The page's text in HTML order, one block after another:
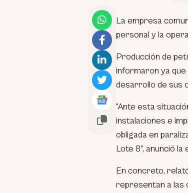
La empresa
personal y la
Producción de
informaron ya que
desarrollo de sus
“Ante esta
instalaciones e
obligada en
Lote 8”, anunció la
En concreto,
representan a las